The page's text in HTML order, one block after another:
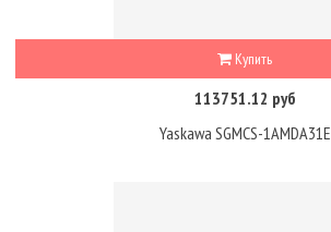
Купить
113751.12 руб
Yaskawa SGMCS-1AMDA31E